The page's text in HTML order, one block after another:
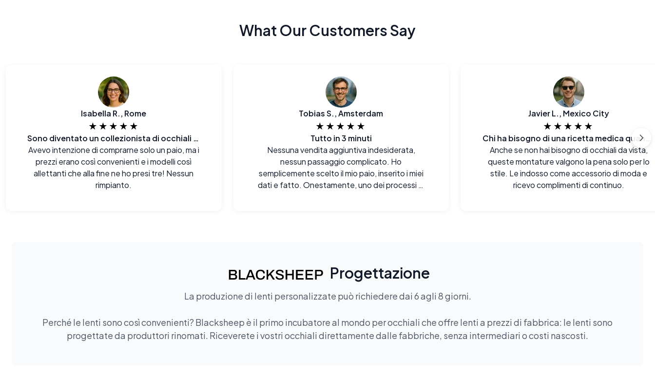
What Our Customers Say
Isabella R., Rome
★★★★★
Sono diventato un collezionista di occhiali per caso.
Avevo intenzione di comprarne solo un paio, ma i
prezzi erano così convenienti e i modelli così
allettanti che alla fine ne ho presi tre! Nessun
rimpianto.
Tobias S., Amsterdam
★★★★★
Tutto in 3 minuti
Nessuna vendita aggiuntiva indesiderata,
nessun passaggio complicato. Ho
semplicemente scelto il mio paio, inserito i miei
dati e fatto. Onestamente, uno dei processi di
Javier L., Mexico City
★★★★★
Anche se non hai bisogno di occhiali da vista,
queste montature valgono la pena solo per lo
stile. Le indosso come accessorio di moda e
ricevo complimenti di continuo.
Progettazione
La produzione di lenti personalizzate può richiedere dai 6 agli 8 giorni.
Perché le lenti sono così convenienti? Blacksheep è il primo incubatore al mondo per occhiali che offre lenti a prezzi di fabbrica: le lenti sono
progettate da produttori rinomati. Riceverete i vostri occhiali direttamente dalle fabbriche, senza intermediari o costi nascosti.